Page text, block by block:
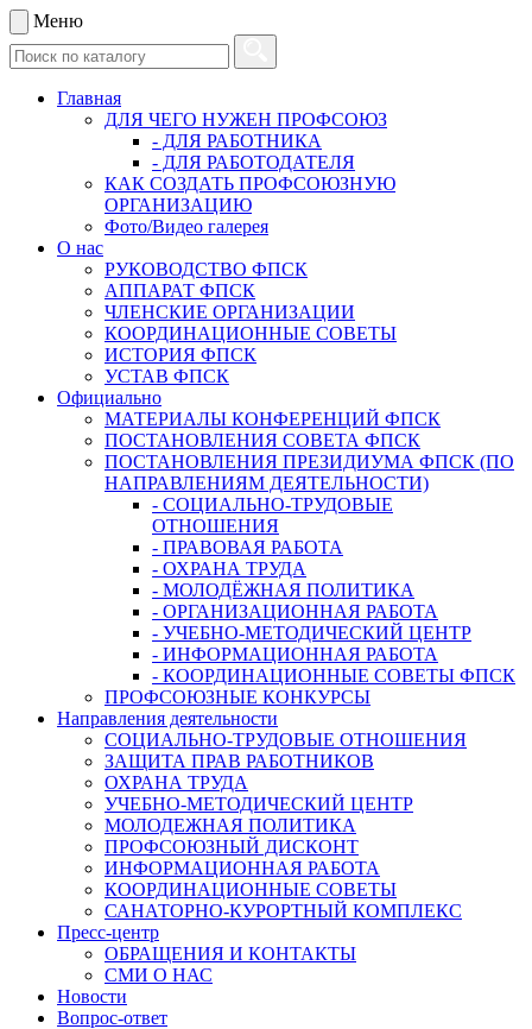
Меню
Главная
ДЛЯ ЧЕГО НУЖЕН ПРОФСОЮЗ
- ДЛЯ РАБОТНИКА
- ДЛЯ РАБОТОДАТЕЛЯ
КАК СОЗДАТЬ ПРОФСОЮЗНУЮ
ОРГАНИЗАЦИЮ
Фото/Видео галерея
О нас
РУКОВОДСТВО ФПСК
АППАРАТ ФПСК
ЧЛЕНСКИЕ ОРГАНИЗАЦИИ
КООРДИНАЦИОННЫЕ СОВЕТЫ
ИСТОРИЯ ФПСК
УСТАВ ФПСК
Официально
МАТЕРИАЛЫ КОНФЕРЕНЦИЙ ФПСК
ПОСТАНОВЛЕНИЯ СОВЕТА ФПСК
ПОСТАНОВЛЕНИЯ ПРЕЗИДИУМА ФПСК (ПО
НАПРАВЛЕНИЯМ ДЕЯТЕЛЬНОСТИ)
- СОЦИАЛЬНО-ТРУДОВЫЕ
ОТНОШЕНИЯ
- ПРАВОВАЯ РАБОТА
- ОХРАНА ТРУДА
- МОЛОДЁЖНАЯ ПОЛИТИКА
- ОРГАНИЗАЦИОННАЯ РАБОТА
- УЧЕБНО-МЕТОДИЧЕСКИЙ ЦЕНТР
- ИНФОРМАЦИОННАЯ РАБОТА
- КООРДИНАЦИОННЫЕ СОВЕТЫ ФПСК
ПРОФСОЮЗНЫЕ КОНКУРСЫ
Направления деятельности
СОЦИАЛЬНО-ТРУДОВЫЕ ОТНОШЕНИЯ
ЗАЩИТА ПРАВ РАБОТНИКОВ
ОХРАНА ТРУДА
УЧЕБНО-МЕТОДИЧЕСКИЙ ЦЕНТР
МОЛОДЕЖНАЯ ПОЛИТИКА
ПРОФСОЮЗНЫЙ ДИСКОНТ
ИНФОРМАЦИОННАЯ РАБОТА
КООРДИНАЦИОННЫЕ СОВЕТЫ
САНАТОРНО-КУРОРТНЫЙ КОМПЛЕКС
Пресс-центр
ОБРАЩЕНИЯ И КОНТАКТЫ
СМИ О НАС
Новости
Вопрос-ответ